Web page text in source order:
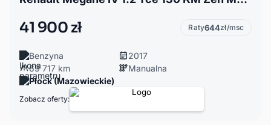
41 900 zł Raty644zł/msc
Benzyna
2017
69 717 km
Manualna
Płock (Mazowieckie)
Zobacz oferty: